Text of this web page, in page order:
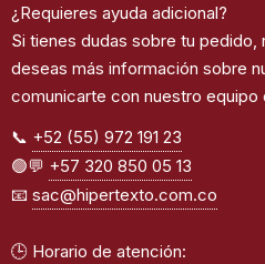
¿Requieres ayuda adicional?
Si tienes dudas sobre tu
deseas más información sobre
comunicarte con nuestro equipo
📞 +52 (55) 972 191 23
🟢💬 +57 320 850 05 13
📧 sac@hipertexto.com.co
🕒 Horario de atención: